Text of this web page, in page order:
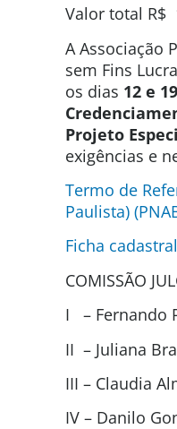
Valor total R$
A Associação
sem Fins
os dias 12 e
Projeto
exigências e
Termo de
Paulista)
Ficha cadastral
COMISSÃO
I – Fernando
II – Juliana
III – Claudia
IV – Danilo